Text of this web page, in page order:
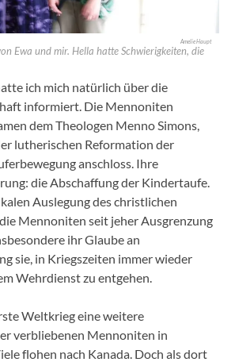
Amelie Haupt
Ewa und mir. Hella hatte Schwierigkeiten, die
ich mich natürlich über die
informiert. Die Mennoniten
dem Theologen Menno Simons,
lutherischen Reformation der
anschloss. Ihre
die Abschaffung der Kindertaufe.
Auslegung des christlichen
Mennoniten seit jeher Ausgrenzung
ihr Glaube an
sie, in Kriegszeiten immer wieder
Wehrdienst zu entgehen.
Weltkrieg eine weitere
verbliebenen Mennoniten in
flohen nach Kanada. Doch als dort